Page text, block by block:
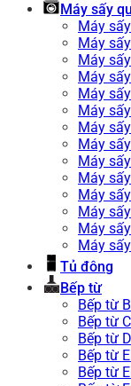
Máy sấy
Máy
Máy
Máy
Máy
Máy
Máy
Máy
Máy
Máy
Máy
Máy
Máy
Máy
Máy
Tủ đông
Bếp từ
Bếp từ
Bếp từ
Bếp từ
Bếp từ
Bếp từ